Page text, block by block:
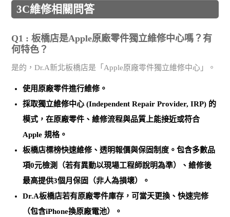
3C維修相關問答
Q1 : 板橋店是Apple原廠零件獨立維修中心嗎？有
何特色？
是的，Dr.A新北板橋店是「Apple原廠零件獨立維修中心」。
使用原廠零件進行維修。
採取獨立維修中心 (Independent Repair Provider, IRP) 的
模式，在原廠零件、維修流程與品質上能接近或符合
Apple 規格。
板橋店標榜快速維修、透明報價與保固制度 。包含多數品
項0元檢測（若有異動以現場工程師說明為準）、維修後
最高提供3個月保固（非人為損壞）。
Dr.A板橋店若有原廠零件庫存，可當天更換、快速完修
（包含iPhone換原廠電池）。